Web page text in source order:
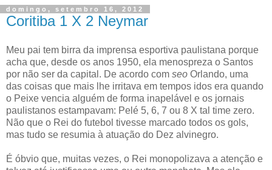
domingo, setembro 16, 2012
Coritiba 1 X 2 Neymar
Meu pai tem birra da imprensa esportiva paulistana porque
acha que, desde os anos 1950, ela menospreza o Santos
por não ser da capital. De acordo com seo Orlando, uma
das coisas que mais lhe irritava em tempos idos era quando
o Peixe vencia alguém de forma inapelável e os jornais
paulistanos estampavam: Pelé 5, 6, 7 ou 8 X tal time zero.
Não que o Rei do futebol tivesse marcado todos os gols,
mas tudo se resumia à atuação do Dez alvinegro.
É óbvio que, muitas vezes, o Rei monopolizava a atenção e